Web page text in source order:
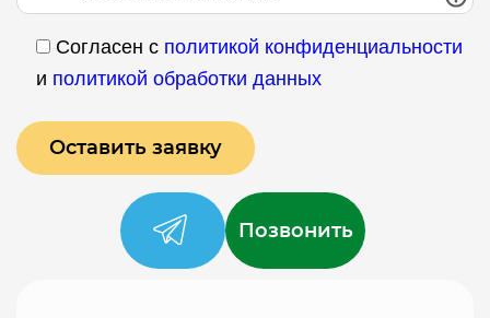
Согласен с политикой конфиденциальности
и политикой обработки данных
Позвонить